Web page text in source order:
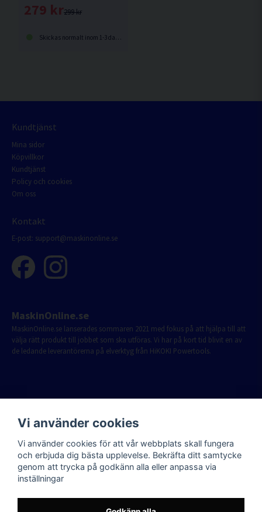
299 kr
279 kr
Skickas normalt inom 1-3 dagar
Kundtjänst
Mina sidor
Köpvillkor
Kundtjänst
Policy och cookies
Om oss
Kontakt
E-post: support@maskinonline.se
MaskinOnline.se
MaskinOnline.se lanserades sommaren 2021 med fokus på att hjälpa till att
välja rätt produkt till jobbet som ska utföras. Vi har på kort tid blivit en av
de ledande leverantörerna på elverktyg från HiKOKI Powertools.
Vi använder cookies
Vi använder cookies för att vår webbplats skall fungera
och erbjuda dig bästa upplevelse. Bekräfta ditt samtycke
genom att trycka på godkänn alla eller anpassa via
inställningar